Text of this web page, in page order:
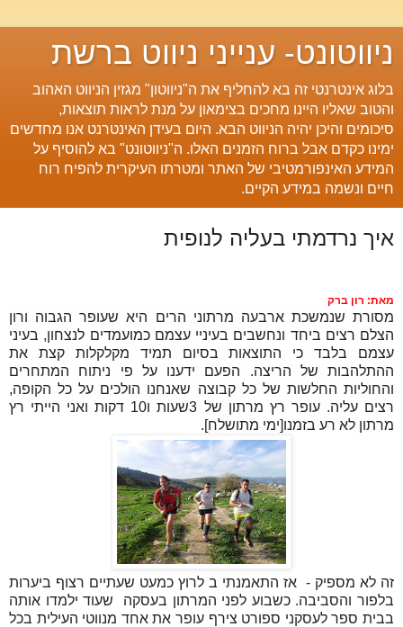
ניווטונט- ענייני ניווט ברשת
בלוג אינטרנטי זה בא להחליף את ה"ניווטון" מגזין הניווט האהוב
והטוב שאליו היינו מחכים בצימאון על מנת לראות תוצאות,
סיכומים והיכן יהיה הניווט הבא. היום בעידן האינטרנט אנו מחדשים
ימינו כקדם אבל ברוח הזמנים האלו. ה"ניווטונט" בא להוסיף על
המידע האינפורמטיבי של האתר ומטרתו העיקרית להפיח רוח
חיים ונשמה במידע הקיים.
איך נרדמתי בעליה לנופית
מאת: רון ברק
מסורת שנמשכת ארבעה מרתוני הרים היא שעופר הגבוה ורון
הצלם רצים ביחד ונחשבים בעיניי עצמם כמועמדים לנצחון, בעיני
עצמם בלבד כי התוצאות בסיום תמיד מקלקלות קצת את
ההתלהבות של הריצה. הפעם ידענו על פי ניתוח המתחרים
והחוליות החלשות של כל קבוצה שאנחנו הולכים על כל הקופה,
רצים עליה. עופר רץ מרתון של 3שעות ו10 דקות ואני הייתי רץ
מרתון לא רע בזמנו[ימי מתושלח].
זה לא מספיק - אז התאמנתי ב לרוץ כמעט שעתיים רצוף ביערות
בלפור והסביבה. כשבוע לפני המרתון בעסקה שעוד ילמדו אותה
בבית ספר לעסקני ספורט צירף עופר את אחד מנווטי העילית בכל